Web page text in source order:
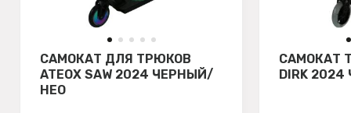
САМОКАТ ДЛЯ ТРЮКОВ
ATEOX SAW 2024 ЧЕРНЫЙ/
НЕО
САМОКАТ
DIRK